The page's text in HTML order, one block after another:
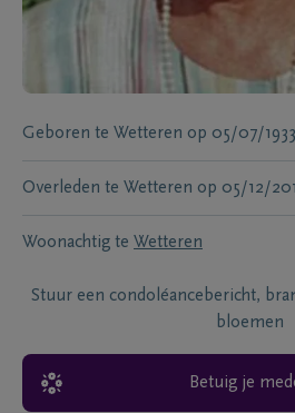
Geboren te Wetteren op 05/07/1933
Overleden te Wetteren op 05/12/
Woonachtig te Wetteren
Stuur een condoléancebericht,
bloemen
Betuig je